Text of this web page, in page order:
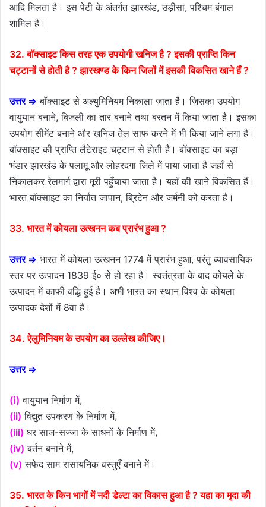
आदि मिलता है। इस पेटी के अंतर्गत झारखंड, उड़ीसा, पश्चिम बंगाल
शामिल है।
32. बॉक्साइट किस तरह एक उपयोगी खनिज है ? इसकी प्राप्ति किन
चट्टानों से होती है ? झारखण्ड के किन जिलों में इसकी विकसित खाने हैं ?
उत्तर ⇒ बॉक्साइट से अल्युमिनियम निकाला जाता है। जिसका उपयोग
वायुयान बनाने, बिजली का तार बनाने तथा बरतन में किया जाता है। इसका
उपयोग सीमेंट बनाने और खनिज तेल साफ करने में भी किया जाने लगा है।
बॉक्साइट की प्राप्ति लैटेराइट चट्टान से होती है। बॉक्साइट का बड़ा
भंडार झारखंड के पलामू और लोहरदगा जिले में पाया जाता है जहाँ से
निकालकर रेलमार्ग द्वारा मूरी पहुँचाया जाता है। यहाँ की खाने विकसित हैं।
भारत बॉक्साइट का निर्यात जापान, ब्रिटेन और जर्मनी को करता है।
33. भारत में कोयला उत्खनन कब प्रारंभ हुआ ?
उत्तर ⇒ भारत में कोयला उत्खनन 1774 में प्रारंभ हुआ, परंतु व्यावसायिक
स्तर पर उत्पादन 1839 ई० से हो रहा है। स्वतंत्रता के बाद कोयले के
उत्पादन में काफी वद्धि हुई है। अभी भारत का स्थान विश्व के कोयला
उत्पादक देशों में 8वा है।
34. ऐलुमिनियम के उपयोग का उल्लेख कीजिए।
उत्तर ⇒
(i) वायुयान निर्माण में,
(ii) विद्युत उपकरण के निर्माण में,
(iii) घर साज-सज्जा के साधनों के निर्माण में,
(iv) बर्तन बनाने में,
(v) सफेद साम रासायनिक वस्तुएँ बनाने में।
35. भारत के किन भागों में नदी डेल्टा का विकास हुआ है ? यहा का मृदा की